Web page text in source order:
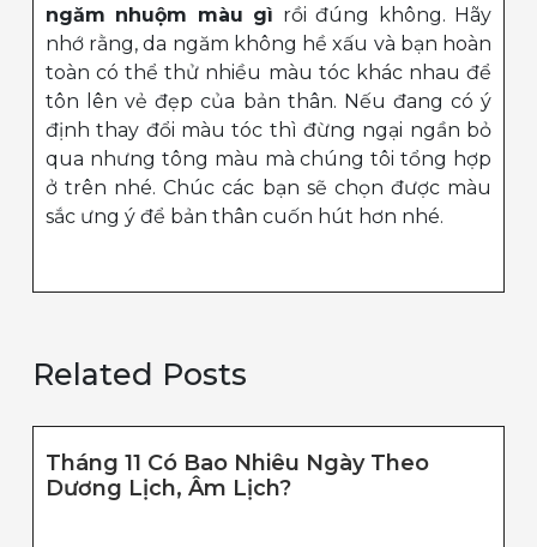
ngăm nhuộm màu gì rồi đúng không. Hãy
nhớ rằng, da ngăm không hề xấu và bạn hoàn
toàn có thể thử nhiều màu tóc khác nhau để
tôn lên vẻ đẹp của bản thân. Nếu đang có ý
định thay đổi màu tóc thì đừng ngại ngần bỏ
qua nhưng tông màu mà chúng tôi tổng hợp
ở trên nhé. Chúc các bạn sẽ chọn được màu
sắc ưng ý để bản thân cuốn hút hơn nhé.
Related Posts
Tháng 11 Có Bao Nhiêu Ngày Theo
Dương Lịch, Âm Lịch?Tháng